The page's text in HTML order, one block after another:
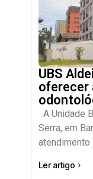
UBS
oferecer
A Unidade
Serra, em
atendimento
Ler artigo